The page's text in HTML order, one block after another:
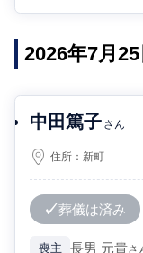
2026年7月
中田篤子 さん
住所： 新町
葬儀は済み
喪主 長男 元貴さ